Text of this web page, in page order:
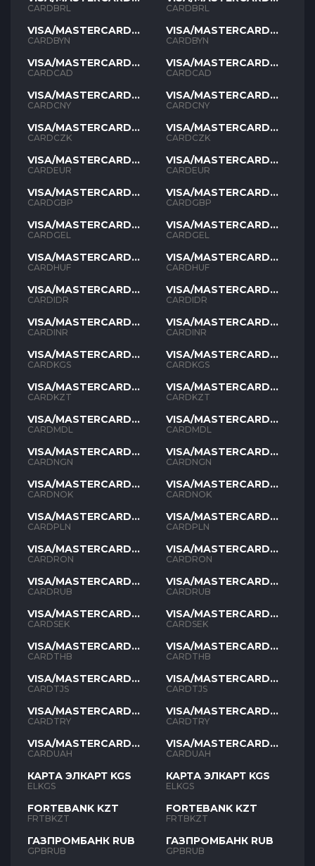
BRL
CARDBRL
VISA/MASTERCARD
BYN
CARDBYN
VISA/MASTERCARD
CAD
CARDCAD
VISA/MASTERCARD
CNY
CARDCNY
VISA/MASTERCARD
CZK
CARDCZK
VISA/MASTERCARD
EUR
CARDEUR
VISA/MASTERCARD
GBP
CARDGBP
VISA/MASTERCARD
GEL
CARDGEL
VISA/MASTERCARD
HUF
CARDHUF
VISA/MASTERCARD
IDR
CARDIDR
VISA/MASTERCARD
INR
CARDINR
VISA/MASTERCARD
KGS
CARDKGS
VISA/MASTERCARD
KZT
CARDKZT
VISA/MASTERCARD
MDL
CARDMDL
VISA/MASTERCARD
NGN
CARDNGN
VISA/MASTERCARD
NOK
CARDNOK
VISA/MASTERCARD
PLN
CARDPLN
VISA/MASTERCARD
RON
CARDRON
VISA/MASTERCARD
RUB
CARDRUB
VISA/MASTERCARD
SEK
CARDSEK
VISA/MASTERCARD
THB
CARDTHB
VISA/MASTERCARD
TJS
CARDTJS
VISA/MASTERCARD
TYR
CARDTRY
VISA/MASTERCARD
UAH
CARDUAH
КАРТА ЭЛКАРТ KGS
ELKGS
FORTEBANK KZT
FRTBKZT
ГАЗПРОМБАНК RUB
GPBRUB
BRL
CARDBRL
VISA/MASTERCARD
BYN
CARDBYN
VISA/MASTERCARD
CAD
CARDCAD
VISA/MASTERCARD
CNY
CARDCNY
VISA/MASTERCARD
CZK
CARDCZK
VISA/MASTERCARD
EUR
CARDEUR
VISA/MASTERCARD
GBP
CARDGBP
VISA/MASTERCARD
GEL
CARDGEL
VISA/MASTERCARD
HUF
CARDHUF
VISA/MASTERCARD
IDR
CARDIDR
VISA/MASTERCARD
INR
CARDINR
VISA/MASTERCARD
KGS
CARDKGS
VISA/MASTERCARD
KZT
CARDKZT
VISA/MASTERCARD
MDL
CARDMDL
VISA/MASTERCARD
NGN
CARDNGN
VISA/MASTERCARD
NOK
CARDNOK
VISA/MASTERCARD
PLN
CARDPLN
VISA/MASTERCARD
RON
CARDRON
VISA/MASTERCARD
RUB
CARDRUB
VISA/MASTERCARD
SEK
CARDSEK
VISA/MASTERCARD
THB
CARDTHB
VISA/MASTERCARD
TJS
CARDTJS
VISA/MASTERCARD
TYR
CARDTRY
VISA/MASTERCARD
UAH
CARDUAH
КАРТА ЭЛКАРТ KGS
ELKGS
FORTEBANK KZT
FRTBKZT
ГАЗПРОМБАНК RUB
GPBRUB